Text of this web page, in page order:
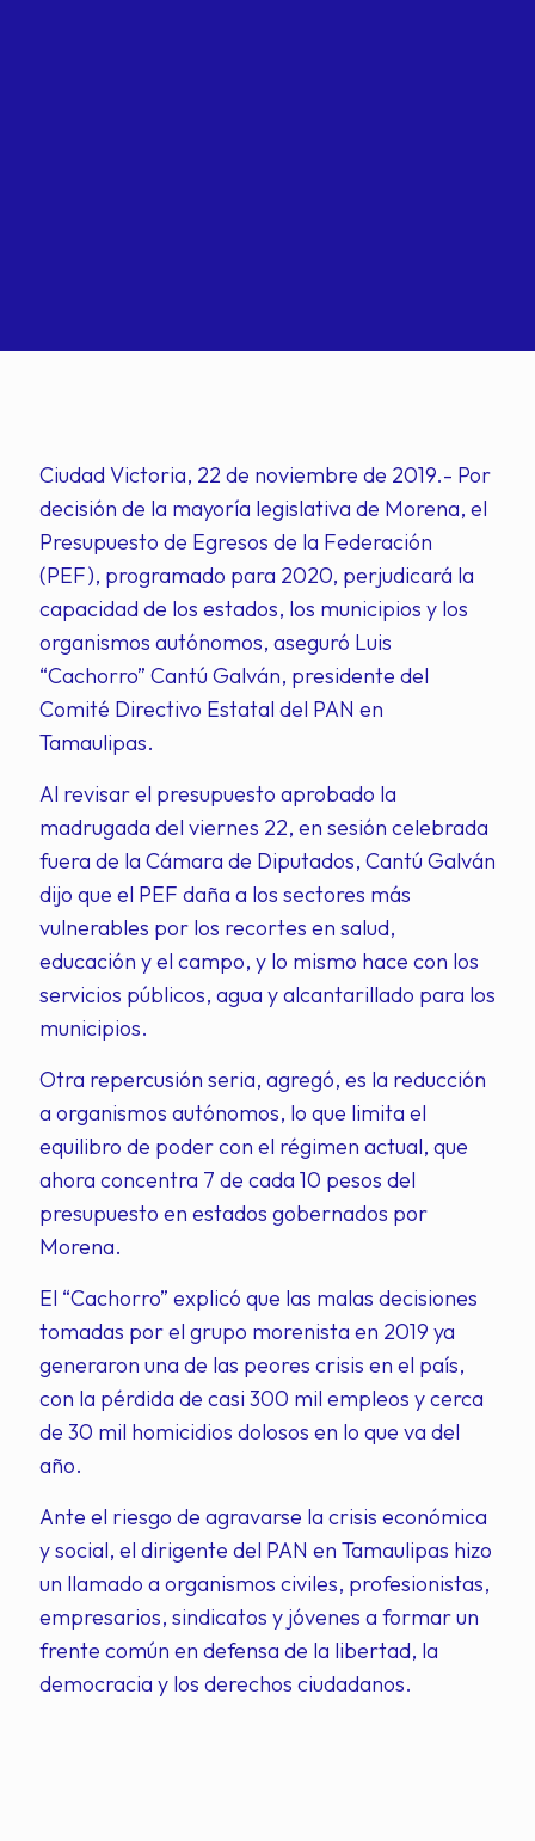
Ciudad Victoria, 22 de noviembre de 2019.- Por
decisión de la mayoría legislativa de Morena, el
Presupuesto de Egresos de la Federación
(PEF), programado para 2020, perjudicará la
capacidad de los estados, los municipios y los
organismos autónomos, aseguró Luis
“Cachorro” Cantú Galván, presidente del
Comité Directivo Estatal del PAN en
Tamaulipas.
Al revisar el presupuesto aprobado la
madrugada del viernes 22, en sesión celebrada
fuera de la Cámara de Diputados, Cantú Galván
dijo que el PEF daña a los sectores más
vulnerables por los recortes en salud,
educación y el campo, y lo mismo hace con los
servicios públicos, agua y alcantarillado para los
municipios.
Otra repercusión seria, agregó, es la reducción
a organismos autónomos, lo que limita el
equilibro de poder con el régimen actual, que
ahora concentra 7 de cada 10 pesos del
presupuesto en estados gobernados por
Morena.
El “Cachorro” explicó que las malas decisiones
tomadas por el grupo morenista en 2019 ya
generaron una de las peores crisis en el país,
con la pérdida de casi 300 mil empleos y cerca
de 30 mil homicidios dolosos en lo que va del
año.
Ante el riesgo de agravarse la crisis económica
y social, el dirigente del PAN en Tamaulipas hizo
un llamado a organismos civiles, profesionistas,
empresarios, sindicatos y jóvenes a formar un
frente común en defensa de la libertad, la
democracia y los derechos ciudadanos.